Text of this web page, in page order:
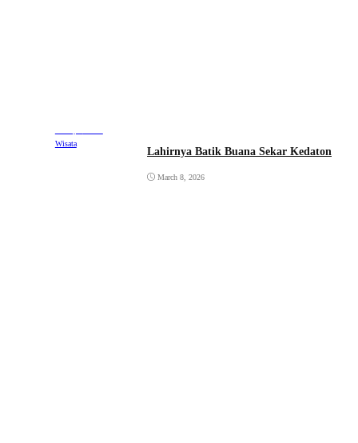
Wisata
Lahirnya Batik Buana Sekar Kedaton
March 8, 2026